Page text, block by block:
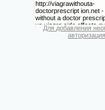
Для добавления
авторизация